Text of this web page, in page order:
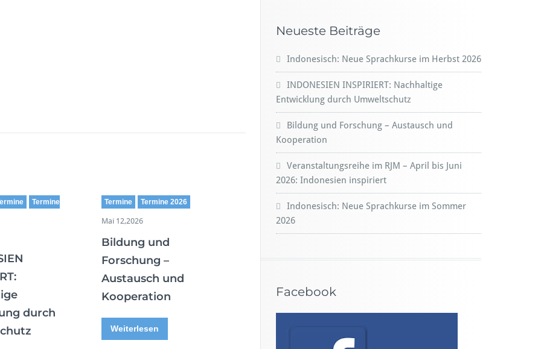
Termine
durch
Termine Termine 2026
Mai 12,2026
Bildung und
Forschung –
Austausch und
Kooperation
Weiterlesen
Neueste Beiträge
Indonesisch: Neue Sprachkurse im Herbst 2026
INDONESIEN INSPIRIERT: Nachhaltige
Entwicklung durch Umweltschutz
Bildung und Forschung – Austausch und
Kooperation
Veranstaltungsreihe im RJM – April bis Juni
2026: Indonesien inspiriert
Indonesisch: Neue Sprachkurse im Sommer
2026
Facebook